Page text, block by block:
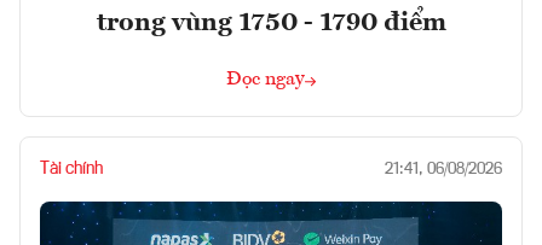
trong vùng 1750 - 1790 điểm
Đọc ngay
Tài chính 21:41, 06/08/2026